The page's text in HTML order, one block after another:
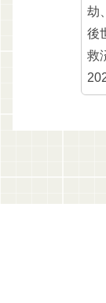
劫
後
救